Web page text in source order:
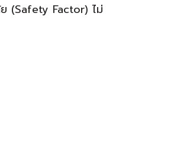
(Safety Factor) ไม่